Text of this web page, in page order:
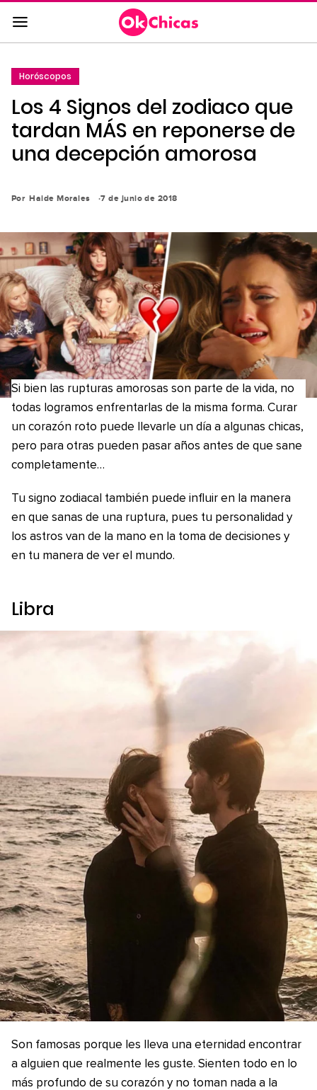
Saltar
al
contenido
la
navegación
principal
Horóscopos
Los 4 Signos del zodiaco que
tardan MÁS en reponerse de
una decepción amorosa
Por Haide Morales 7 de junio de 2018
Si bien las rupturas amorosas son parte de la vida, no
todas logramos enfrentarlas de la misma forma. Curar
un corazón roto puede llevarle un día a algunas chicas,
pero para otras pueden pasar años antes de que sane
completamente…
Tu signo zodiacal también puede influir en la manera
en que sanas de una ruptura, pues tu personalidad y
los astros van de la mano en la toma de decisiones y
en tu manera de ver el mundo.
Libra
Son famosas porque les lleva una eternidad encontrar
a alguien que realmente les guste. Sienten todo en lo
más profundo de su corazón y no toman nada a la